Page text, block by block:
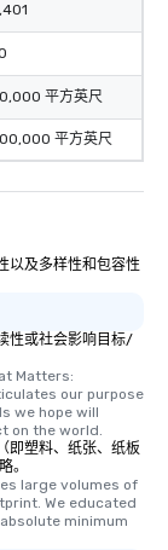
平方英尺
平方英尺
以及多样性和包容性
性或社会影响目标/
Matters:
our purpose
we hope will
on the world.
即塑料、纸张、纸板
。
large volumes of
We educated
minimum